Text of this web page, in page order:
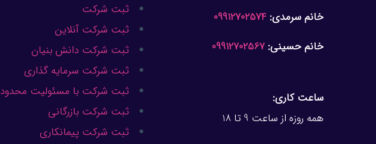
خانم سرمدی: 09912702574
خانم حسینی: 09912702567
ساعت کاری:
همه روزه از ساعت 9 تا 18
ثبت شرکت
ثبت شرکت آنلاین
ثبت شرکت دانش بنیان
ثبت شرکت سرمایه گذاری
ثبت شرکت با مسئولیت محدود
ثبت شرکت بازرگانی
ثبت شرکت پیمانکاری